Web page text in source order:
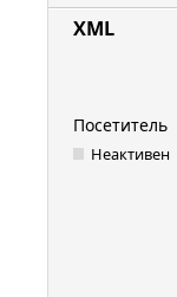
XML
Посетитель
Неактивен